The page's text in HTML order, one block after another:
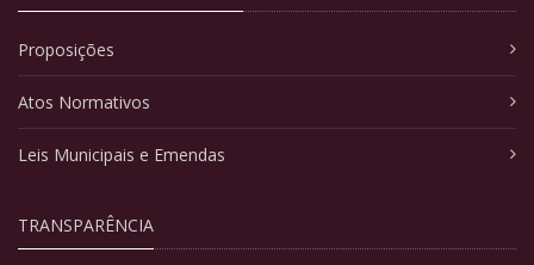
Proposições
Atos Normativos
Leis Municipais e Emendas
TRANSPARÊNCIA